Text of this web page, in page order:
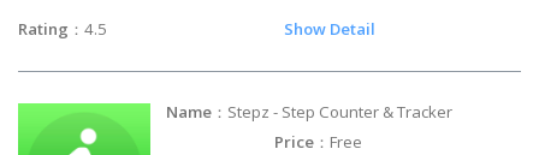
Rating ：4.5 Show Detail
Name ：Stepz - Step Counter & Tracker
Price ：Free